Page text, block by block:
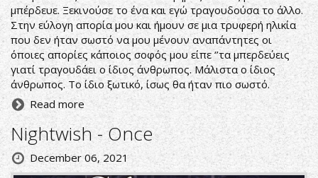
μπέρδευε. Ξεκινούσε το ένα και εγώ τραγουδούσα το άλλο.
Στην εύλογη απορία μου και ήμουν σε μια τρυφερή ηλικία
που δεν ήταν σωστό να μου μένουν αναπάντητες οι
όποιες απορίες κάποιος σοφός μου είπε ‘’τα μπερδεύεις
γιατί τραγουδάει ο ίδιος άνθρωπος. Μάλιστα ο ίδιος
άνθρωπος. Το ίδιο ξωτικό, ίσως θα ήταν πιο σωστό.
Read more
Nightwish - Once
December 06, 2021